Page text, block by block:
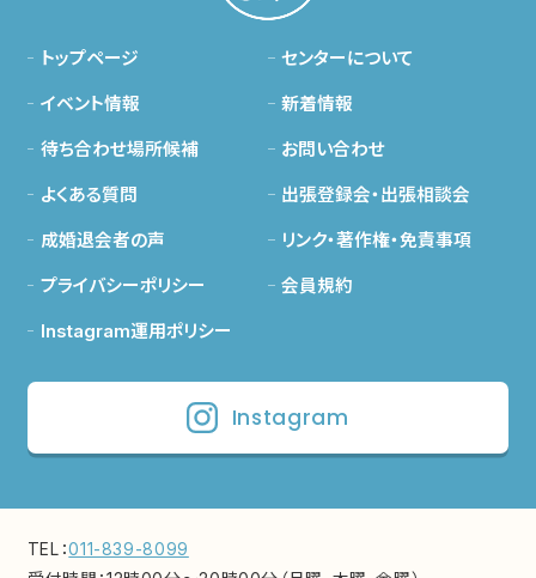
トップページ センターについて
イベント情報 新着情報
待ち合わせ場所候補 お問い合わせ
よくある質問 出張登録会・出張相談会
成婚退会者の声 リンク・著作権・免責事項
プライバシーポリシー 会員規約
Instagram運用ポリシー
Instagram
TEL：011-839-8099